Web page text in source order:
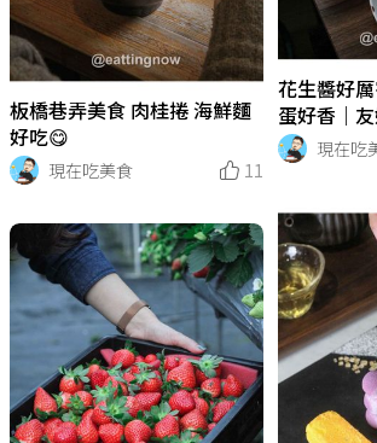
花生醬好
蛋好香｜
現在吃
板橋巷弄美食 肉桂捲 海鮮麵
好吃😋
現在吃美食
11